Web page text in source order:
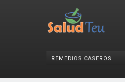
REMEDIOS CASEROS